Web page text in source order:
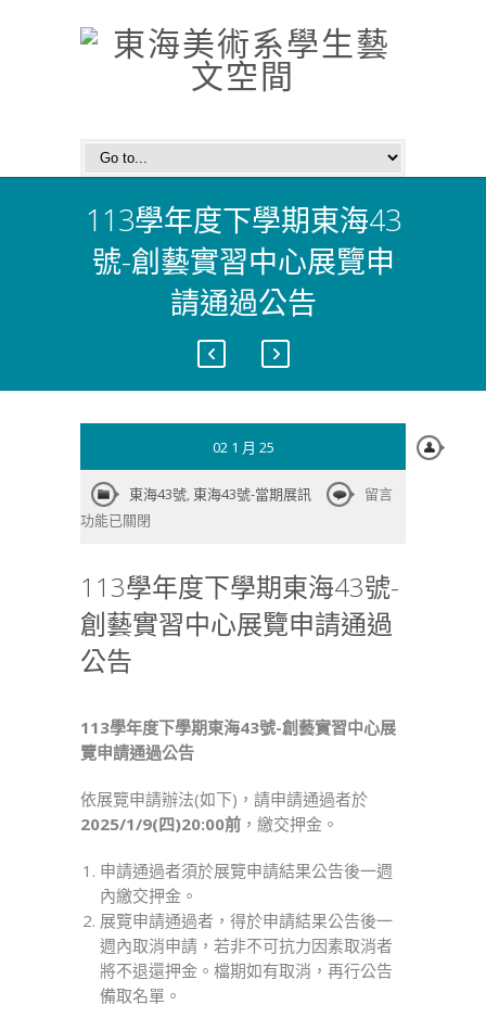
113學年度下學期東海43
號-創藝實習中心展覽申
請通過公告
02 1 月 25
東海43號, 東海43號-當期展訊
在
度
下
學
海
43
創
習
心
展
覽
留言
功能已關閉
113學年度下學期東海43號-
創藝實習中心展覽申請通過
公告
113學年度下學期東海43號-創藝實習中心展
覽申請通過公告
依展覽申請辦法(如下)，請申請通過者於
2025/1/9(四)20:00前 ，繳交押金。
申請通過者須於展覽申請結果公告後一週
內繳交押金。
展覽申請通過者，得於申請結果公告後一
週內取消申請，若非不可抗力因素取消者
將不退還押金。檔期如有取消，再行公告
備取名單。